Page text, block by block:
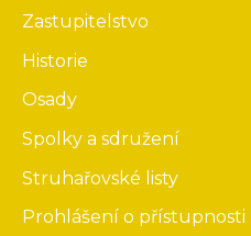
Zastupitelstvo
Historie
Osady
Spolky a sdružení
Struhařovské listy
Prohlášení o přístupnosti